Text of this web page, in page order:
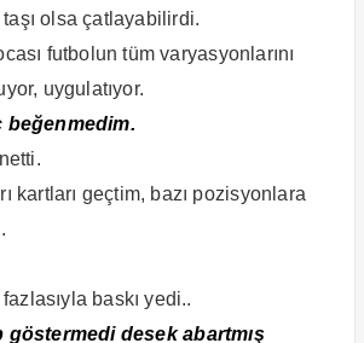
taşı olsa çatlayabilirdi.
futbolun tüm varyasyonlarını
uygulatıyor.
beğenmedim.
kartları geçtim, bazı pozisyonlara
baskı yedi..
göstermedi desek abartmış